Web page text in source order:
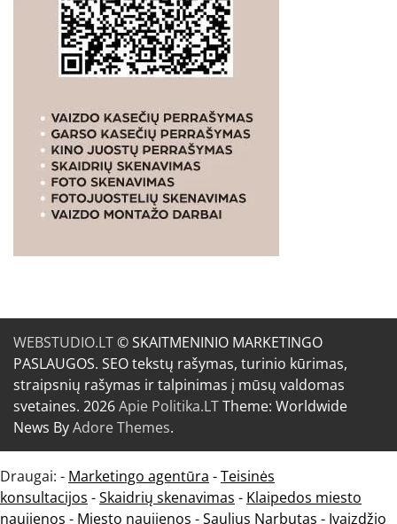
WEBSTUDIO.LT© SKAITMENINIO MARKETINGO
PASLAUGOS. SEO tekstų rašymas, turinio kūrimas,
straipsnių rašymas ir talpinimas į mūsų valdomas
svetaines. 2026Apie Politika.LTTheme: Worldwide
News ByAdore Themes.
Draugai: - Marketingo agentūra -Teisinės
konsultacijos -Skaidrių skenavimas - Klaipedos miesto
naujienos - Miesto naujienos -Saulius Narbutas - Įvaizdžio